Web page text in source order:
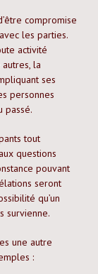
compromise
les parties.
activité
la
ses
personnes
passé.
tout
questions
pouvant
seront
qu’un
survienne.
une autre
: